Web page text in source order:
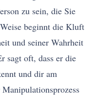
zu sein, die Sie
beginnt die Kluft
und seiner Wahrheit
sagt oft, dass er die
und dir am